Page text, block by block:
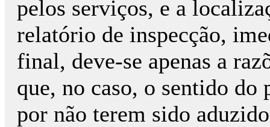
pelos serviços, e a
relatório de inspecção,
final, deve-se apenas a
que, no caso, o sentido
por não terem sido